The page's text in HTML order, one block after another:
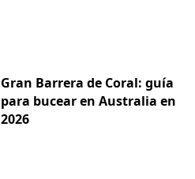
Gran Barrera de Coral: guía
para bucear en Australia en
2026